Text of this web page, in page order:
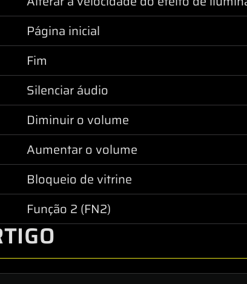
Página inicial
Fim
Silenciar áudio
Diminuir o volume
Aumentar o volume
Bloqueio de vitrine
Função 2 (FN2)